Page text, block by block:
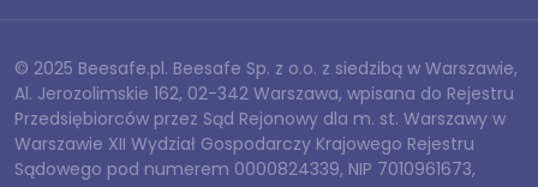
© 2025 Beesafe.pl. Beesafe Sp. z o.o. z siedzibą w Warszawie,
Al. Jerozolimskie 162, 02-342 Warszawa, wpisana do Rejestru
Przedsiębiorców przez Sąd Rejonowy dla m. st. Warszawy w
Warszawie XII Wydział Gospodarczy Krajowego Rejestru
Sądowego pod numerem 0000824339, NIP 7010961673,